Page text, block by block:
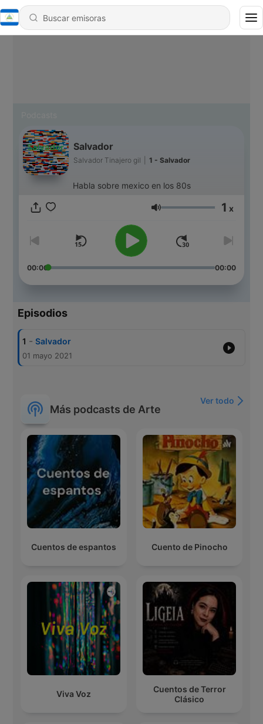
Salvador
Salvador Tinajero gil 1 - Salvador
Habla sobre mexico en los 80s
Volumen 1 x
00:00 00:00
Episodios
1 - Salvador
01 mayo 2021
Más podcasts de Arte
Ver todo
Cuentos de espantos Cuento de Pinocho
Viva Voz
Cuentos de Terror
Clásico